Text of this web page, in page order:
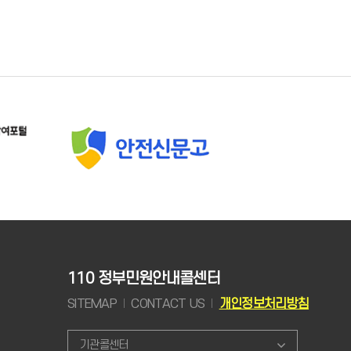
110 정부민원안내콜센터
SITEMAP CONTACT US 개인정보처리방침
기관콜센터